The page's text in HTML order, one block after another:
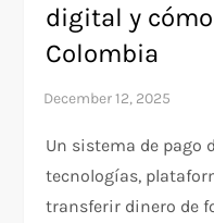
digital y
Colombia
Un sistema de pago
tecnologías,
transferir dinero de